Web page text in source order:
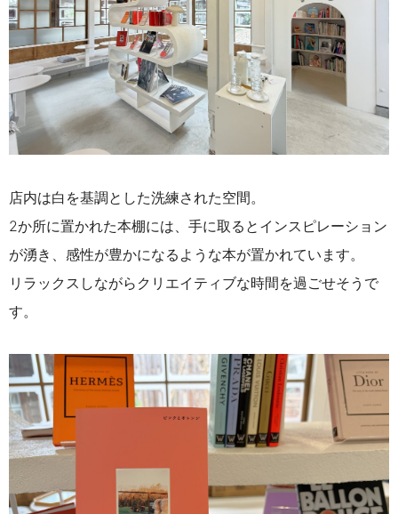
店内は白を基調とした洗練された空間。
2か所に置かれた本棚には、手に取るとインスピレーション
が湧き、感性が豊かになるような本が置かれています。
リラックスしながらクリエイティブな時間を過ごせそうで
す。